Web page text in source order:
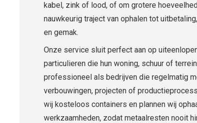
kabel, zink of lood, of om grotere
nauwkeurig traject van ophalen tot
en gemak.
Onze service sluit perfect aan op
particulieren die hun woning, schuur of
professioneel als bedrijven die regelmatig
verbouwingen, projecten of
wij kosteloos containers en plannen wij
werkzaamheden, zodat metaalresten nooit